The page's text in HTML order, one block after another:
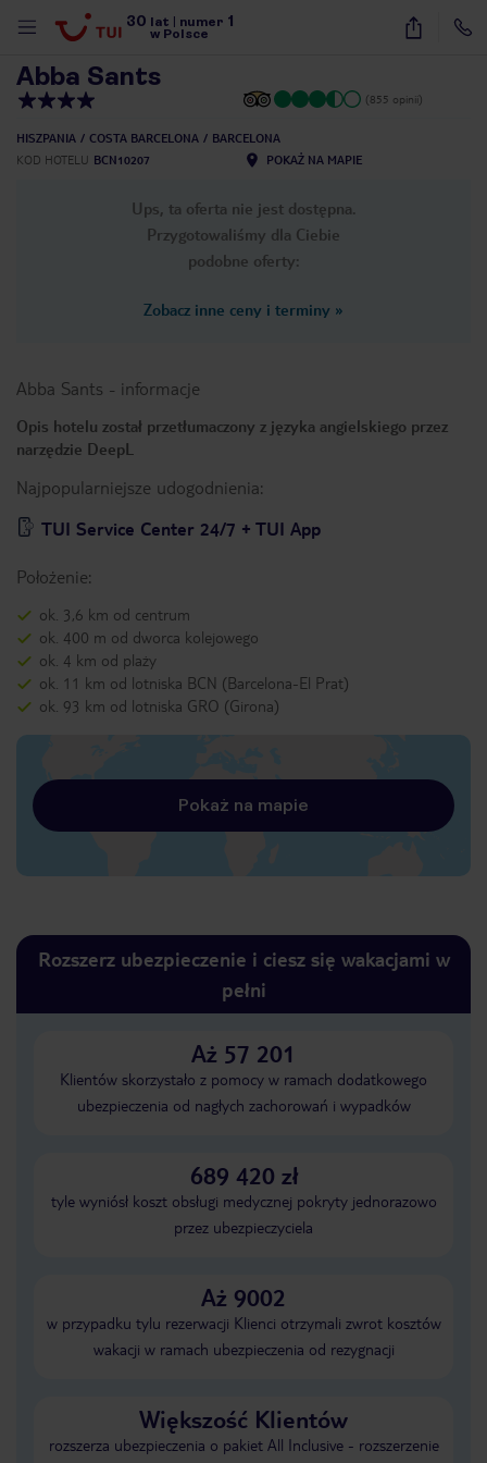
30 lat numer 1
w Polsce
43
Abba Sants
(855 opinii)
HISZPANIA COSTA BARCELONA
BARCELONA
KOD HOTELU BCN10207 POKAŻ NA MAPIE
Ups, ta oferta nie jest dostępna.
Przygotowaliśmy dla Ciebie
podobne oferty:
Zobacz inne ceny i terminy »
Abba Sants - informacje
Opis hotelu został przetłumaczony z języka angielskiego przez
narzędzie DeepL
Najpopularniejsze udogodnienia:
TUI Service Center 24/7 + TUI App
Położenie:
ok. 3,6 km od centrum
ok. 400 m od dworca kolejowego
ok. 4 km od plaży
ok. 11 km od lotniska BCN (Barcelona-El Prat)
ok. 93 km od lotniska GRO (Girona)
Pokaż na mapie
Rozszerz ubezpieczenie i ciesz się wakacjami w
pełni
Aż 57 201
Klientów skorzystało z pomocy w ramach dodatkowego
ubezpieczenia od nagłych zachorowań i wypadków
689 420 zł
tyle wyniósł koszt obsługi medycznej pokryty jednorazowo
przez ubezpieczyciela
Aż 9002
w przypadku tylu rezerwacji Klienci otrzymali zwrot kosztów
wakacji w ramach ubezpieczenia od rezygnacji
Większość Klientów
rozszerza ubezpieczenia o pakiet All Inclusive - rozszerzenie